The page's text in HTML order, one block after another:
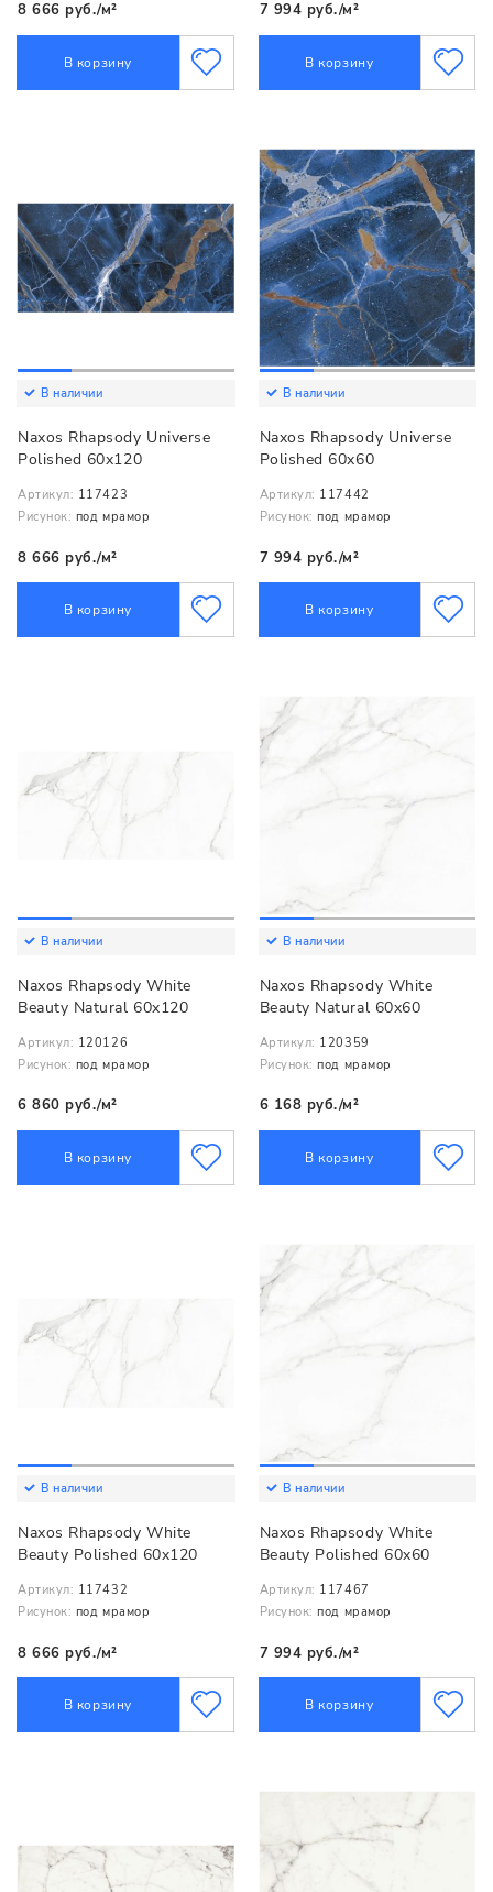
8 666 руб./м²
В корзину
7 994 руб./м²
В корзину
В наличии
Naxos Rhapsody Universe
Polished 60x120
Артикул: 117423
Рисунок: под мрамор
8 666 руб./м²
В корзину
В наличии
Naxos Rhapsody Universe
Polished 60x60
Артикул: 117442
Рисунок: под мрамор
7 994 руб./м²
В корзину
В наличии
Naxos Rhapsody White
Beauty Natural 60x120
Артикул: 120126
Рисунок: под мрамор
6 860 руб./м²
В корзину
В наличии
Naxos Rhapsody White
Beauty Natural 60x60
Артикул: 120359
Рисунок: под мрамор
6 168 руб./м²
В корзину
В наличии
Naxos Rhapsody White
Beauty Polished 60x120
Артикул: 117432
Рисунок: под мрамор
8 666 руб./м²
В корзину
В наличии
Naxos Rhapsody White
Beauty Polished 60x60
Артикул: 117467
Рисунок: под мрамор
7 994 руб./м²
В корзину